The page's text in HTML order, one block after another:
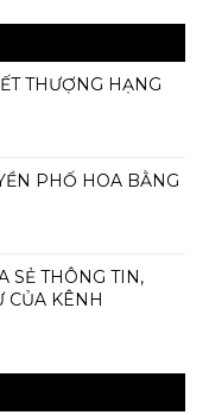
THƯỢNG HẠNG
PHỐ HOA BẰNG
SẺ THÔNG TIN,
CỦA KÊNH